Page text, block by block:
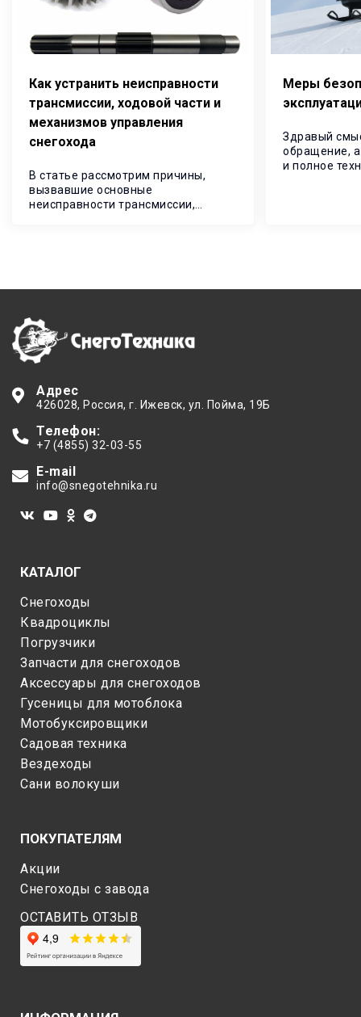
Как устранить неисправности
трансмиссии, ходовой части и
механизмов управления
снегохода
В статье рассмотрим причины,
вызвавшие основные
неисправности трансмиссии,
исключить серьезные последствия
работы снегохода в течение многих
лет.
Меры
Здравый
обращение,
и полное
Адрес
426028, Россия, г. Ижевск, ул. Пойма, 19Б
Телефон:
+7 (4855) 32-03-55
E-mail
info@snegotehnika.ru
КАТАЛОГ
Снегоходы
Квадроциклы
Погрузчики
Запчасти для снегоходов
Аксессуары для снегоходов
Гусеницы для мотоблока
Мотобуксировщики
Садовая техника
Вездеходы
Сани волокуши
ПОКУПАТЕЛЯМ
Акции
Снегоходы c завода
ОСТАВИТЬ ОТЗЫВ